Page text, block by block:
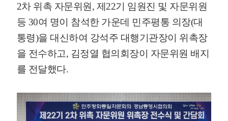
2차 위촉 자문위원, 제22기 임원진 및 자문위원
등 30여 명이 참석한 가운데 민주평통 의장(대
통령)을 대신하여 강석주 대행기관장이 위촉장
을 전수하고, 김정열 협의회장이 자문위원 배지
를 전달했다.